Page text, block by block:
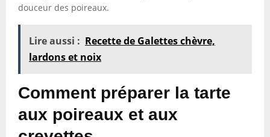
douceur des poireaux.
Lire aussi : Recette de Galettes chèvre,
lardons et noix
Comment préparer la tarte
aux poireaux et aux